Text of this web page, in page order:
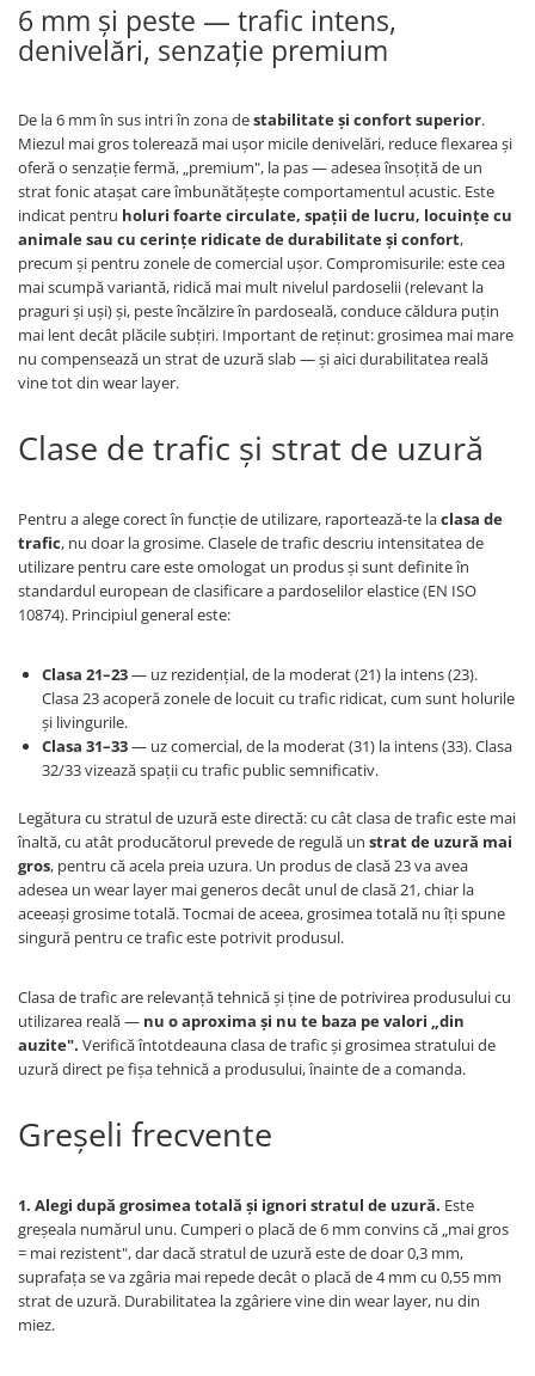
6 mm și peste — trafic intens,
denivelări, senzație premium
De la 6 mm în sus intri în zona destabilitate și confort superior.
Miezul mai gros tolerează mai ușor micile denivelări, reduce flexarea și
oferă o senzație fermă, „premium", la pas — adesea însoțită de un
strat fonic atașat care îmbunătățește comportamentul acustic. Este
indicat pentru holuri foarte circulate, spații de lucru, locuințe cu
animale sau cu cerințe ridicate de durabilitate și confort,
precum și pentru zonele de comercial ușor. Compromisurile: este cea
mai scumpă variantă, ridică mai mult nivelul pardoselii (relevant la
praguri și uși) și, peste încălzire în pardoseală, conduce căldura puțin
mai lent decât plăcile subțiri. Important de reținut: grosimea mai mare
nu compensează un strat de uzură slab — și aici durabilitatea reală
vine tot din wear layer.
Clase de trafic și strat de uzură
Pentru a alege corect în funcție de utilizare, raportează-te laclasa de
trafic, nu doar la grosime. Clasele de trafic descriu intensitatea de
utilizare pentru care este omologat un produs și sunt definite în
standardul european de clasificare a pardoselilor elastice (EN ISO
10874). Principiul general este:
Clasa 21–23— uz rezidențial, de la moderat (21) la intens (23).
Clasa 23 acoperă zonele de locuit cu trafic ridicat, cum sunt holurile
și livingurile.
Clasa 31–33— uz comercial, de la moderat (31) la intens (33). Clasa
32/33 vizează spații cu trafic public semnificativ.
Legătura cu stratul de uzură este directă: cu cât clasa de trafic este mai
înaltă, cu atât producătorul prevede de regulă un strat de uzură mai
gros, pentru că acela preia uzura. Un produs de clasă 23 va avea
adesea un wear layer mai generos decât unul de clasă 21, chiar la
aceeași grosime totală. Tocmai de aceea, grosimea totală nu îți spune
singură pentru ce trafic este potrivit produsul.
Clasa de trafic are relevanță tehnică și ține de potrivirea produsului cu
utilizarea reală — nu o aproxima și nu te baza pe valori „din
auzite". Verifică întotdeauna clasa de trafic și grosimea stratului de
uzură direct pe fișa tehnică a produsului, înainte de a comanda.
Greșeli frecvente
1. Alegi după grosimea totală și ignori stratul de uzură. Este
greșeala numărul unu. Cumperi o placă de 6 mm convins că „mai gros
= mai rezistent", dar dacă stratul de uzură este de doar 0,3 mm,
suprafața se va zgâria mai repede decât o placă de 4 mm cu 0,55 mm
strat de uzură. Durabilitatea la zgâriere vine din wear layer, nu din
miez.